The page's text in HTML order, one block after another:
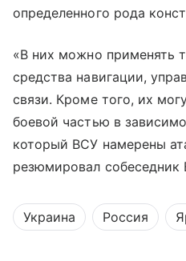
определенного рода
«В них можно применять
средства навигации,
связи. Кроме того, их
боевой частью в
который ВСУ намерены
резюмировал собеседник
Украина Россия